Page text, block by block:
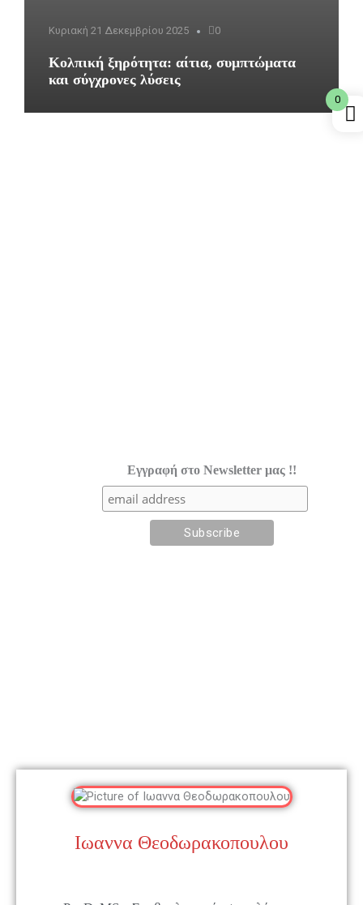
Κυριακή 21 Δεκεμβρίου 2025 0
Κολπική ξηρότητα: αίτια, συμπτώματα
και σύγχρονες λύσεις
Εγγραφή στο Newsletter μας !!
Ιωαννα Θεοδωρακοπουλου
0